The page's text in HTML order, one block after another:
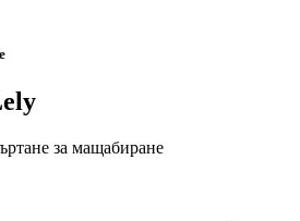
за мащабиране